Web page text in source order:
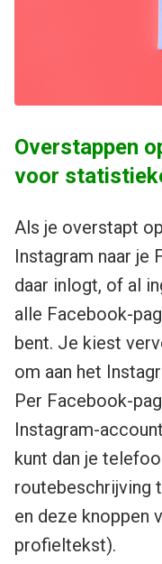
Overstappen
voor
Als je overstapt
Instagram naar je
daar inlogt, of al
alle Facebook-
bent. Je kiest
om aan het
Per Facebook-
Instagram-
kunt dan je
routebeschrijving
en deze knoppen
profieltekst).